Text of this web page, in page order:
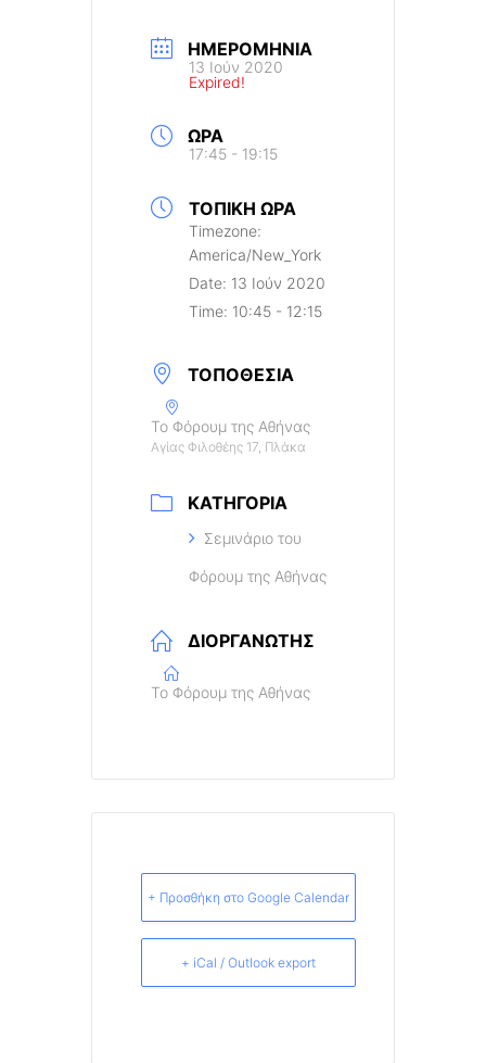
ΗΜΕΡΟΜΗΝΊΑ
13 Ιούν 2020
Expired!
ΏΡΑ
17:45 - 19:15
ΤΟΠΙΚΉ ΏΡΑ
Timezone:
America/New_York
Date: 13 Ιούν 2020
Time: 10:45 - 12:15
ΤΟΠΟΘΕΣΊΑ
Το Φόρουμ της Αθήνας
Αγίας Φιλοθέης 17, Πλάκα
ΚΑΤΗΓΟΡΊΑ
Σεμινάριο του
Φόρουμ της Αθήνας
ΔΙΟΡΓΑΝΩΤΉΣ
Το Φόρουμ της Αθήνας
+ Προσθήκη στο Google Calendar
+ iCal / Outlook export